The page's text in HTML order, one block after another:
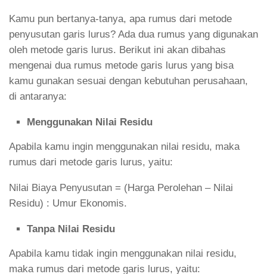
Kamu pun bertanya-tanya, apa rumus dari metode
penyusutan garis lurus? Ada dua rumus yang digunakan
oleh metode garis lurus. Berikut ini akan dibahas
mengenai dua rumus metode garis lurus yang bisa
kamu gunakan sesuai dengan kebutuhan perusahaan,
di antaranya:
Menggunakan Nilai Residu
Apabila kamu ingin menggunakan nilai residu, maka
rumus dari metode garis lurus, yaitu:
Nilai Biaya Penyusutan = (Harga Perolehan – Nilai
Residu) : Umur Ekonomis.
Tanpa Nilai Residu
Apabila kamu tidak ingin menggunakan nilai residu,
maka rumus dari metode garis lurus, yaitu: